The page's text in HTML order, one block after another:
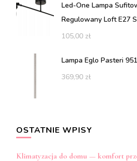
Led-One Lampa
Regulowany Loft E27
105,00 zł
Lampa Eglo Pasteri
369,90 zł
OSTATNIE WPISY
Klimatyzacja do domu — komfort